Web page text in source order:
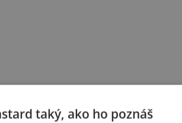
taký, ako ho poznáš